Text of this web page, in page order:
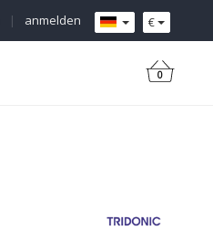
€
anmelden
|
0